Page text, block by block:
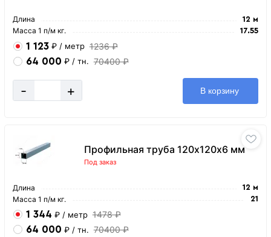
Длина 12 м
Масса 1 п/м кг. 17.55
1 123 ₽ / метр 1236 ₽
64 000 ₽ / тн. 70400 ₽
- + В корзину
Профильная труба 120х120х6 мм
Под заказ
Длина 12 м
Масса 1 п/м кг. 21
1 344 ₽ / метр 1478 ₽
64 000 ₽ / тн. 70400 ₽